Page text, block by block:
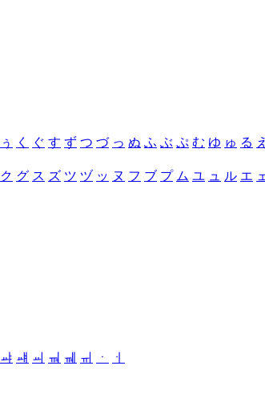
ぅ く ぐ す ず つ づ っ ぬ ふ ぶ ぷ む ゆ ゅ る え
ク グ ス ズ ツ ヅ ッ ヌ フ ブ プ ム ユ ュ ル エ
ㆇ ㆈ ㆉ ㆊ ㆋ ㆌ ㆍ
ㆎ